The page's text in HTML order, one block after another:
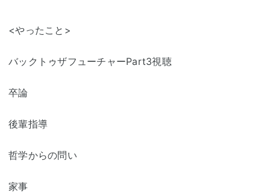
<やったこと>
バックトゥザフューチャーPart3視聴
卒論
後輩指導
哲学からの問い
家事